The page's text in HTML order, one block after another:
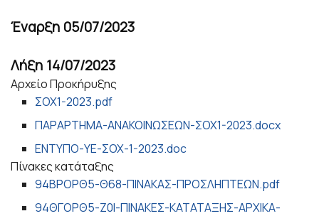
Έναρξη 05/07/2023
Λήξη 14/07/2023
Αρχείο Προκήρυξης
ΣΟΧ1-2023.pdf
ΠΑΡΑΡΤΗΜΑ-ΑΝΑΚΟΙΝΩΣΕΩΝ-ΣΟΧ1-2023.docx
ΕΝΤΥΠΟ-ΥΕ-ΣΟΧ-1-2023.doc
Πίνακες κατάταξης
94ΒΡΟΡΘ5-Θ68-ΠΙΝΑΚΑΣ-ΠΡΟΣΛΗΠΤΕΩΝ.pdf
94ΘΓΟΡΘ5-Ζ0Ι-ΠΙΝΑΚΕΣ-ΚΑΤΑΤΑΞΗΣ-ΑΡΧΙΚΑ-